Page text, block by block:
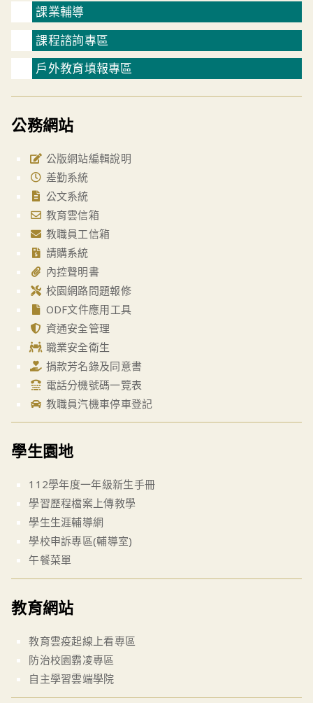
課業輔導
課程諮詢專區
戶外教育填報專區
公務網站
公版網站編輯說明
差勤系統
公文系統
教育雲信箱
教職員工信箱
請購系統
內控聲明書
校園網路問題報修
ODF文件應用工具
資通安全管理
職業安全衛生
捐款芳名錄及同意書
電話分機號碼一覽表
教職員汽機車停車登記
學生園地
112學年度一年級新生手冊
學習歷程檔案上傳教學
學生生涯輔導網
學校申訴專區(輔導室)
午餐菜單
教育網站
教育雲疫起線上看專區
防治校園霸凌專區
自主學習雲端學院